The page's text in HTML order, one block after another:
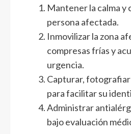
Mantener la calma y
persona afectada.
Inmovilizar la zona
compresas frías y
urgencia.
Capturar, fotografiar
para facilitar su
Administrar
bajo evaluación